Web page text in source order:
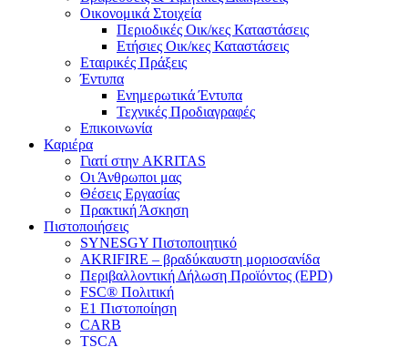
Οικονομικά Στοιχεία
Περιοδικές Οικ/κες Καταστάσεις
Ετήσιες Οικ/κες Καταστάσεις
Εταιρικές Πράξεις
Έντυπα
Ενημερωτικά Έντυπα
Τεχνικές Προδιαγραφές
Επικοινωνία
Καριέρα
Γιατί στην AKRITAS
Οι Άνθρωποι μας
Θέσεις Εργασίας
Πρακτική Άσκηση
Πιστοποιήσεις
SYNESGY Πιστοποιητικό
AKRIFIRE – βραδύκαυστη μοριοσανίδα
Περιβαλλοντική Δήλωση Προϊόντος (EPD)
FSC® Πολιτική
E1 Πιστοποίηση
CARB
TSCA